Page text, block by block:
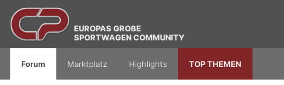
EUROPAS GROßE
SPORTWAGEN COMMUNITY
Forum Marktplatz Highlights TOP THEMEN